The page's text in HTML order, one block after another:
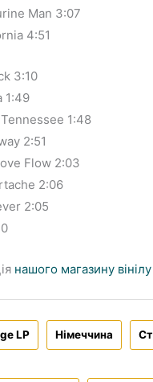
Man 3:07
4:51
3:10
1:49
1:48
2:51
Flow 2:03
2:06
2:05
нашого магазину вінілу
LP Німеччина